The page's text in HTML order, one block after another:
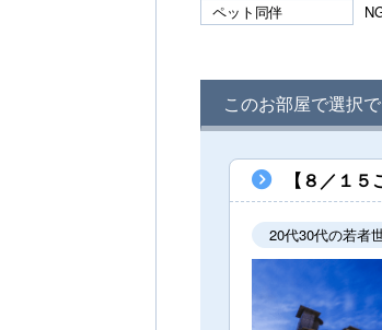
ペット同伴
このお部屋で選択
【８／１
20代30代の若者